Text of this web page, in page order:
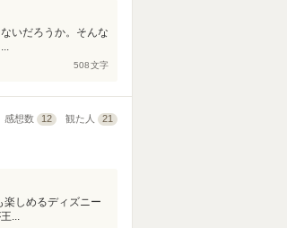
いだろうか。そんな
508文字
感想数 12 観た人 21
しめるディズニー
...